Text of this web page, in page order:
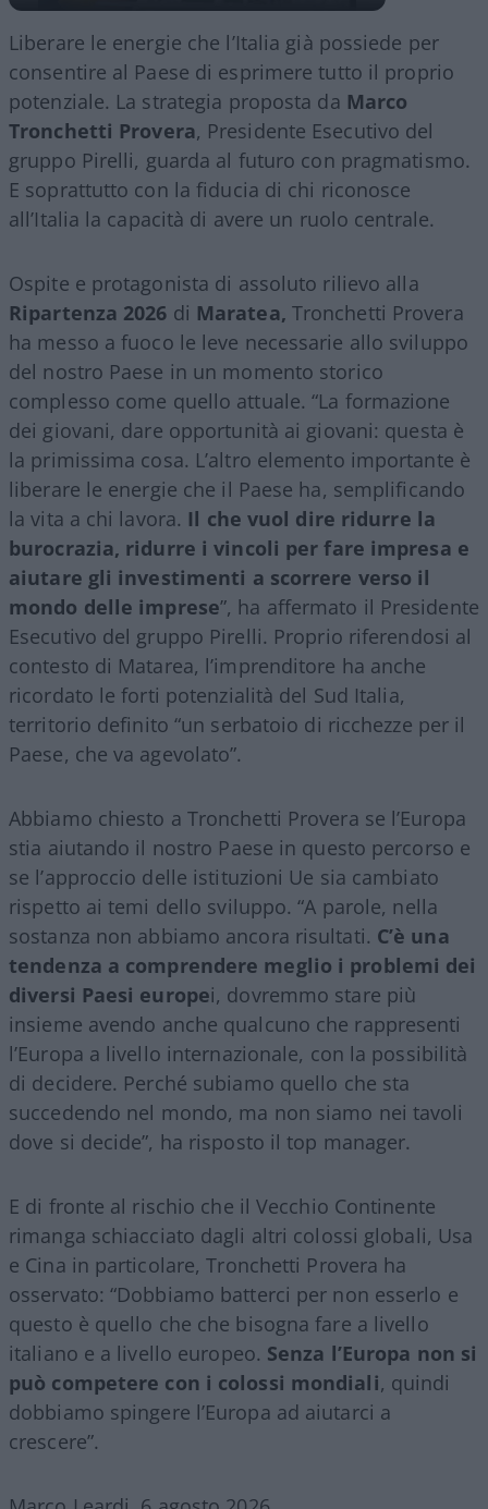
Liberare le energie che l’Italia già possiede per
consentire al Paese di esprimere tutto il proprio
potenziale. La strategia proposta da Marco
Tronchetti Provera, Presidente Esecutivo del
gruppo Pirelli, guarda al futuro con pragmatismo.
E soprattutto con la fiducia di chi riconosce
all’Italia la capacità di avere un ruolo centrale.
Ospite e protagonista di assoluto rilievo alla
Ripartenza 2026 di Maratea, Tronchetti Provera
ha messo a fuoco le leve necessarie allo sviluppo
del nostro Paese in un momento storico
complesso come quello attuale. “La formazione
dei giovani, dare opportunità ai giovani: questa è
la primissima cosa. L’altro elemento importante è
liberare le energie che il Paese ha, semplificando
la vita a chi lavora. Il che vuol dire ridurre la
burocrazia, ridurre i vincoli per fare impresa e
aiutare gli investimenti a scorrere verso il
mondo delle imprese”, ha affermato il Presidente
Esecutivo del gruppo Pirelli. Proprio riferendosi al
contesto di Matarea, l’imprenditore ha anche
ricordato le forti potenzialità del Sud Italia,
territorio definito “un serbatoio di ricchezze per il
Paese, che va agevolato”.
Abbiamo chiesto a Tronchetti Provera se l’Europa
stia aiutando il nostro Paese in questo percorso e
se l’approccio delle istituzioni Ue sia cambiato
rispetto ai temi dello sviluppo. “A parole, nella
sostanza non abbiamo ancora risultati. C’è una
tendenza a comprendere meglio i problemi dei
diversi Paesi europei, dovremmo stare più
insieme avendo anche qualcuno che rappresenti
l’Europa a livello internazionale, con la possibilità
di decidere. Perché subiamo quello che sta
succedendo nel mondo, ma non siamo nei tavoli
dove si decide”, ha risposto il top manager.
E di fronte al rischio che il Vecchio Continente
rimanga schiacciato dagli altri colossi globali, Usa
e Cina in particolare, Tronchetti Provera ha
osservato: “Dobbiamo batterci per non esserlo e
questo è quello che che bisogna fare a livello
italiano e a livello europeo. Senza l’Europa non si
può competere con i colossi mondiali, quindi
dobbiamo spingere l’Europa ad aiutarci a
crescere”.